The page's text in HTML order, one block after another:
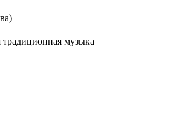
традиционная музыка